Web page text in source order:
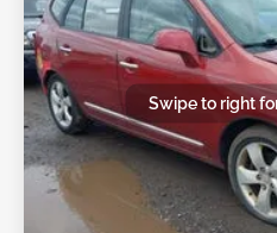
Swipe to right